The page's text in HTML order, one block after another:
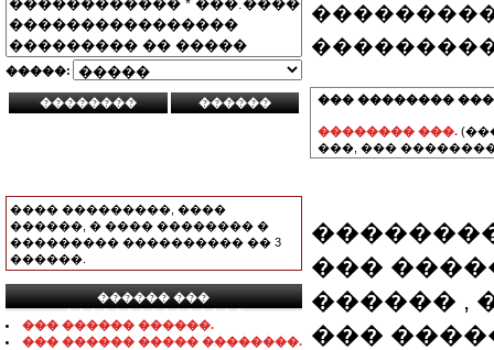
�����:
���� ���������, ����
������, � ���� �������� �
��������� ���������� �� 3
������.
������ ���
���������������
��� ������ ������.
��� ������ ����� ��������.
��� ��������
�������� ���.
���, ���
��������
���
������ ,
���